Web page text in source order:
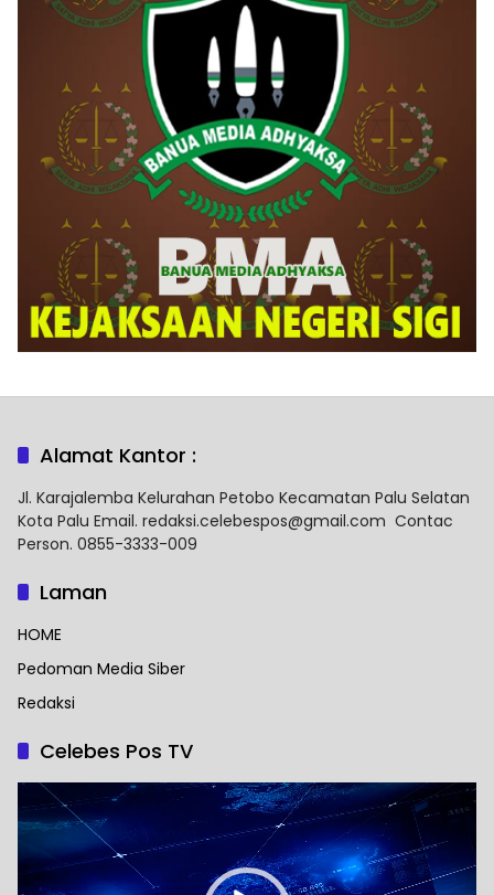
Alamat Kantor :
Jl. Karajalemba Kelurahan Petobo Kecamatan Palu Selatan
Kota Palu Email. redaksi.celebespos@gmail.com Contac
Person. 0855-3333-009
Laman
HOME
Pedoman Media Siber
Redaksi
Celebes Pos TV
Pemutar
Video